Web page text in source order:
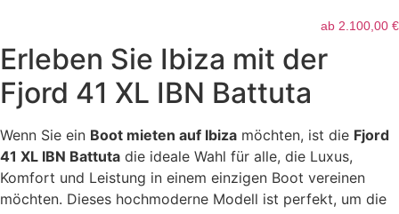
ab 2.100,00 €
Erleben Sie Ibiza mit der
Fjord 41 XL IBN Battuta
Wenn Sie ein Boot mieten auf Ibiza möchten, ist die Fjord
41 XL IBN Battuta die ideale Wahl für alle, die Luxus,
Komfort und Leistung in einem einzigen Boot vereinen
möchten. Dieses hochmoderne Modell ist perfekt, um die